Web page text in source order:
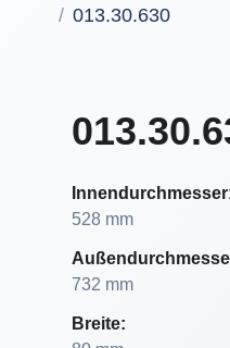
013.30.630
528 mm
732 mm
Breite: